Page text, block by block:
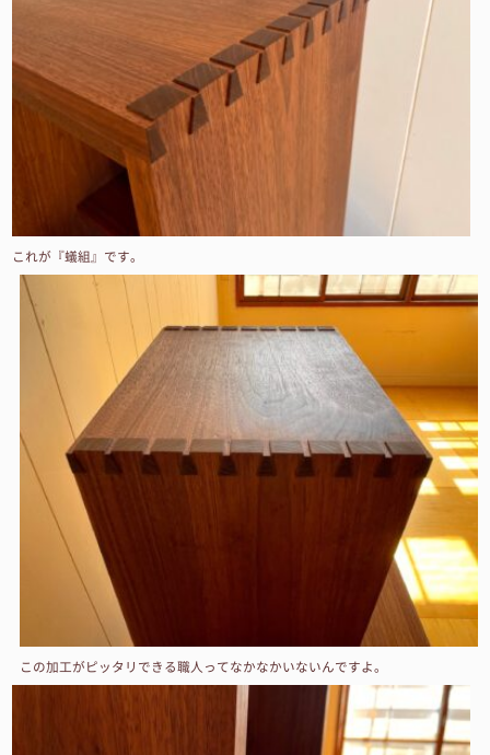
これが『蟻組』です。
この加工がピッタリできる職人ってなかなかいないんですよ。